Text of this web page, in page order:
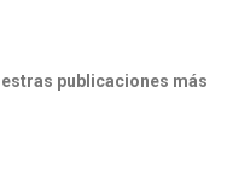
publicaciones más